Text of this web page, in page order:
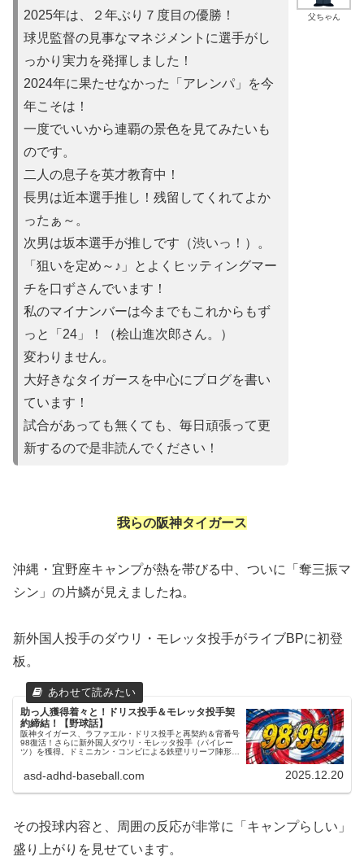
父ちゃん
2025年は、２年ぶり７度目の優勝！
球児監督の見事なマネジメントに選手がし
っかり実力を発揮しました！
2024年に果たせなかった「アレンパ」を今
年こそは！
一度でいいから連覇の景色を見てみたいも
のです。
二人の息子を英才教育中！
長男は近本選手推し！残留してくれてよか
ったぁ～。
次男は坂本選手が推しです（渋いっ！）。
「狙いを定め～♪」とよくヒッティングマー
チを口ずさんでいます！
私のマイナンバーは今までもこれからもず
っと「24」！（桧山進次郎さん。）
変わりません。
大好きなタイガースを中心にブログを書い
ています！
試合があっても無くても、毎日頑張って更
新するので是非読んでください！
我らの阪神タイガース
​沖縄・宜野座キャンプが熱を帯びる中、ついに「奪三振マ
シン」の片鱗が見えましたね。
新外国人投手のダウリ・モレッタ投手がライブBPに初登
板。
助っ人獲得着々と！ドリス投手＆モレッタ投手契
約締結！【野球話】
阪神タイガース、ラファエル・ドリス投手と再契約＆背番号
98復活！さらに新外国人ダウリ・モレッタ投手（パイレー
ツ）を獲得。ドミニカン・コンビによる鉄壁リリーフ陣形成
asd-adhd-baseball.com 2025.12.20
その投球内容と、周囲の反応が非常に「キャンプらしい」
盛り上がりを見せています。